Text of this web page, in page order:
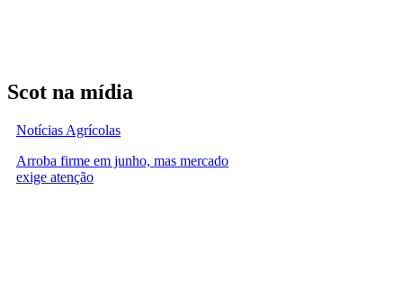
Scot na mídia
Notícias Agrícolas
Arroba firme em junho, mas mercado
exige atenção